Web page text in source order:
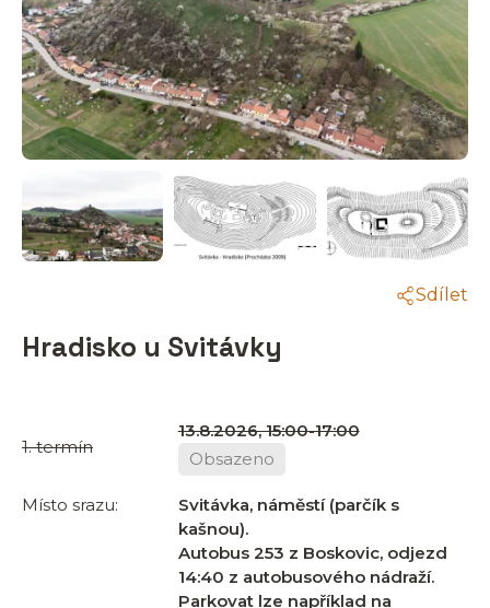
Sdílet
Hradisko u Svitávky
1. termín
13.8.2026, 15:00-17:00
Obsazeno
Místo srazu:
Svitávka, náměstí (parčík s
kašnou).
Autobus 253 z Boskovic, odjezd
14:40 z autobusového nádraží.
Parkovat lze například na